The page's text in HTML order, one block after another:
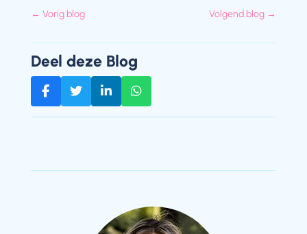
← Vorig blog Volgend blog →
Deel deze Blog